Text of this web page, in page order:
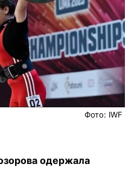
Фото: IWF
одержала